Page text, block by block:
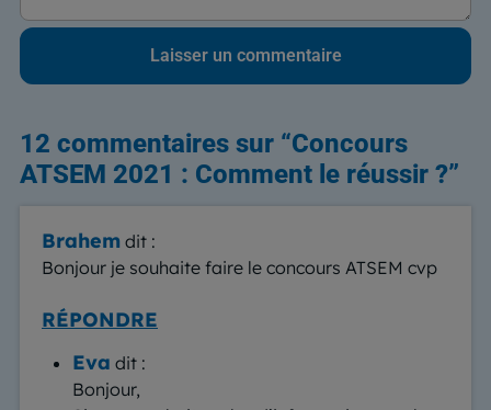
12 commentaires sur “Concours
ATSEM 2021 : Comment le réussir ?”
Brahem dit :
Bonjour je souhaite faire le concours ATSEM cvp
RÉPONDRE
Eva dit :
Bonjour,